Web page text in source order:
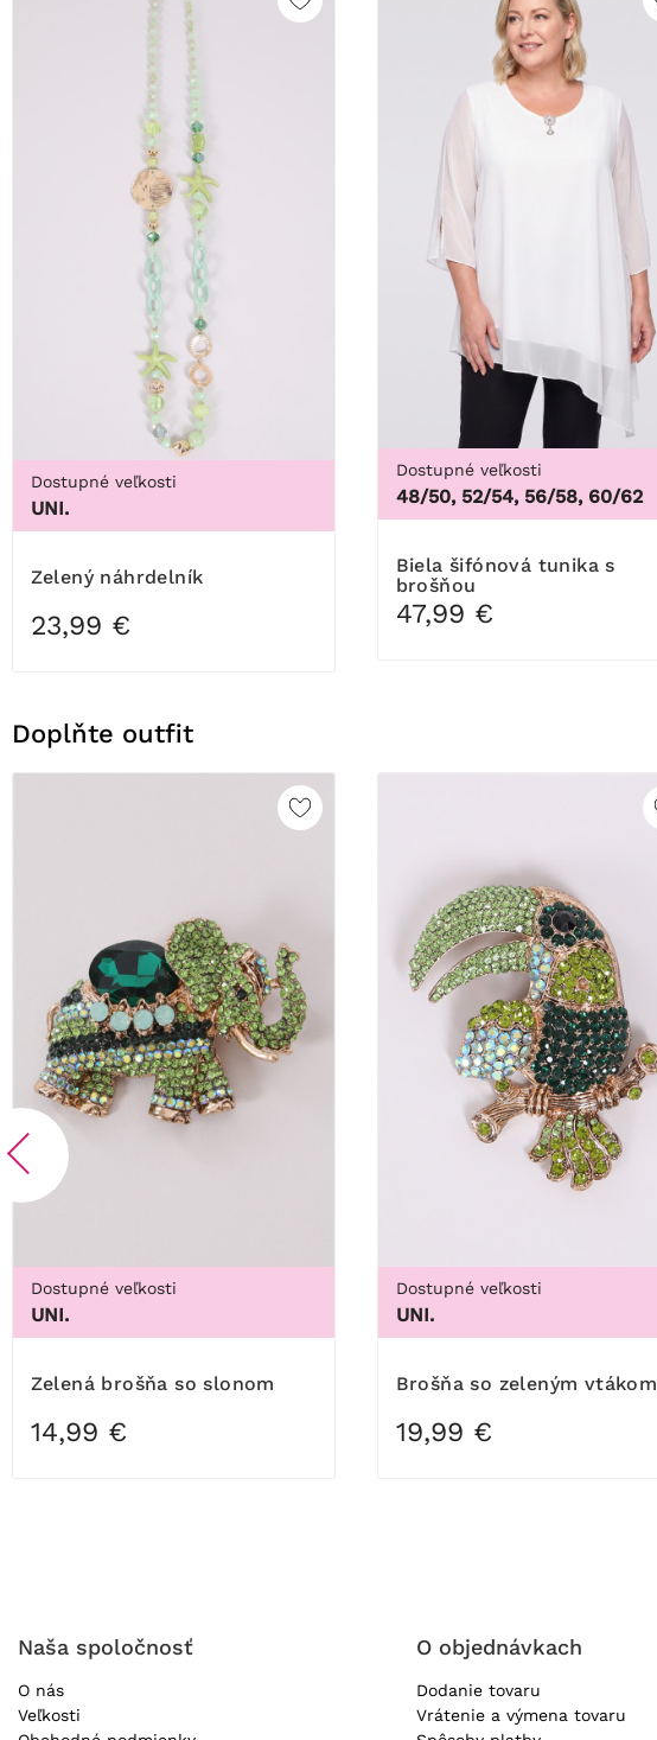
Dostupné veľkosti
UNI.
Zelený náhrdelník
23,99 €
Dostupné veľkosti
48/50, 52/54, 56/58, 60/62
Biela šifónová tunika s
brošňou
47,99 €
Doplňte outfit
Dostupné veľkosti
UNI.
Zelená brošňa so slonom
14,99 €
Dostupné veľkosti
UNI.
Brošňa so zeleným vtákom
19,99 €
Naša spoločnosť
O nás
Veľkosti
O objednávkach
Dodanie tovaru
Vrátenie a výmena tovaru